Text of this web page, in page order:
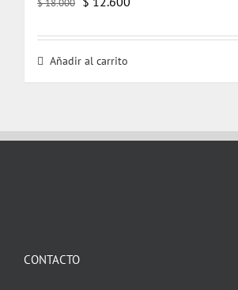
$18.000
original
era:
actual
Añadir al carrito
CONTACTO